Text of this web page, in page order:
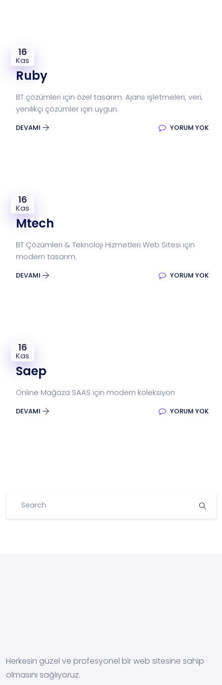
16
Kas
Ruby
BT çözümleri için özel tasarım. Ajans işletmeleri, veri,
yenilikçi çözümler için uygun.
DEVAMI YORUM YOK
16
Kas
Mtech
BT Çözümleri & Teknoloji Hizmetleri Web Sitesi için
modern tasarım.
DEVAMI YORUM YOK
16
Kas
Saep
Online Mağaza SAAS için modern koleksiyon
DEVAMI YORUM YOK
Herkesin güzel ve profesyonel bir web sitesine sahip
olmasını sağlıyoruz.